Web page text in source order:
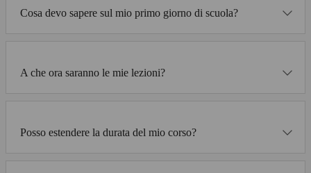
Cosa devo sapere sul mio primo giorno di scuola?
A che ora saranno le mie lezioni?
Posso estendere la durata del mio corso?